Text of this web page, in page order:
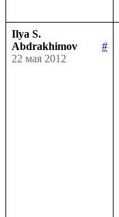
Ilya S.
Abdrakhimov
#
22 мая 2012